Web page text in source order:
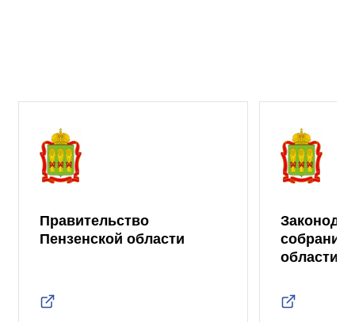
Правительство
Пензенской области
собрание
области